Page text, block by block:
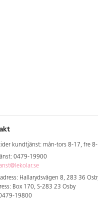
kundtjänst: mån-tors 8-17, fre
0479-19900
Hallarydsvägen 8, 283 36
Box 170, S-283 23 Osby
19800